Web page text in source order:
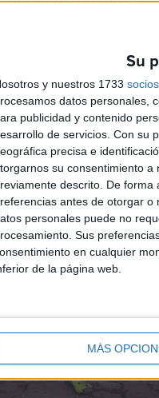
Su
y nuestros 1733 socios
datos personales,
publicidad y contenido
de servicios. Con su
precisa e
su consentimiento a
descrito. De
antes de otorgar o
personales puede no
Sus
en cualquier
de la página web.
MÁS